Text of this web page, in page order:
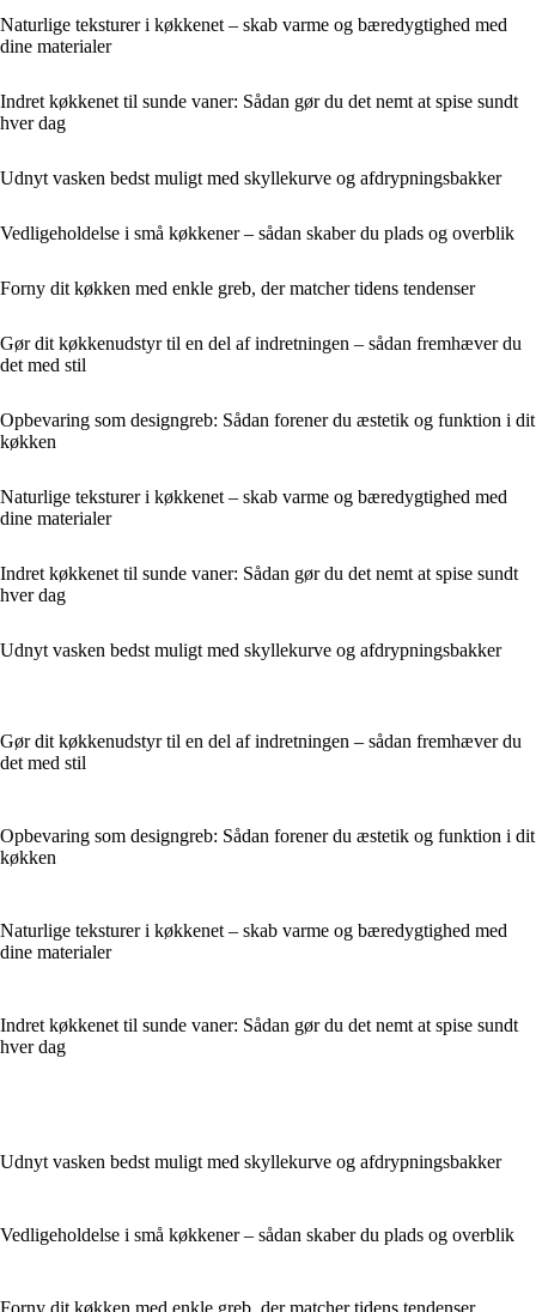
Naturlige teksturer i køkkenet – skab varme og bæredygtighed med
dine materialer
Indret køkkenet til sunde vaner: Sådan gør du det nemt at spise sundt
hver dag
Udnyt vasken bedst muligt med skyllekurve og afdrypningsbakker
Vedligeholdelse i små køkkener – sådan skaber du plads og overblik
Forny dit køkken med enkle greb, der matcher tidens tendenser
Gør dit køkkenudstyr til en del af indretningen – sådan fremhæver du
det med stil
Opbevaring som designgreb: Sådan forener du æstetik og funktion i dit
køkken
Naturlige teksturer i køkkenet – skab varme og bæredygtighed med
dine materialer
Indret køkkenet til sunde vaner: Sådan gør du det nemt at spise sundt
hver dag
Udnyt vasken bedst muligt med skyllekurve og afdrypningsbakker
Gør dit køkkenudstyr til en del af indretningen – sådan fremhæver du
det med stil
Opbevaring som designgreb: Sådan forener du æstetik og funktion i dit
køkken
Naturlige teksturer i køkkenet – skab varme og bæredygtighed med
dine materialer
Indret køkkenet til sunde vaner: Sådan gør du det nemt at spise sundt
hver dag
Udnyt vasken bedst muligt med skyllekurve og afdrypningsbakker
Vedligeholdelse i små køkkener – sådan skaber du plads og overblik
Forny dit køkken med enkle greb, der matcher tidens tendenser